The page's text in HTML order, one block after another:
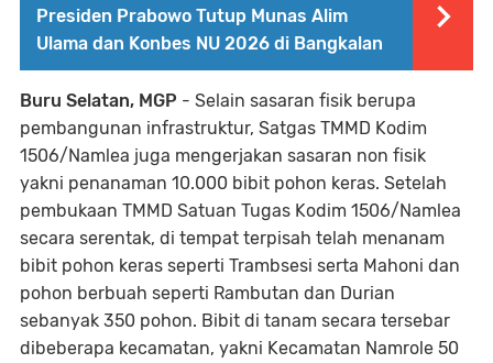
Presiden Prabowo Tutup Munas Alim
Ulama dan Konbes NU 2026 di Bangkalan
Buru Selatan, MGP - Selain sasaran fisik berupa
pembangunan infrastruktur, Satgas TMMD Kodim
1506/Namlea juga mengerjakan sasaran non fisik
yakni penanaman 10.000 bibit pohon keras. Setelah
pembukaan TMMD Satuan Tugas Kodim 1506/Namlea
secara serentak, di tempat terpisah telah menanam
bibit pohon keras seperti Trambsesi serta Mahoni dan
pohon berbuah seperti Rambutan dan Durian
sebanyak 350 pohon. Bibit di tanam secara tersebar
dibeberapa kecamatan, yakni Kecamatan Namrole 50